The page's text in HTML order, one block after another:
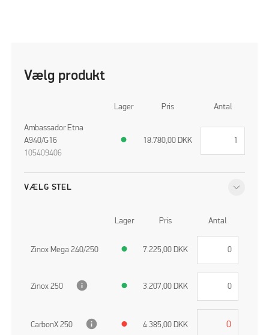
Vælg produkt
Lager Pris Antal
Ambassador Etna
A940/G16
105409406
● 18.780,00 DKK
VÆLG STEL
Lager Pris Antal
Zinox Mega 240/250 ● 7.225,00 DKK
Zinox 250 info ● 3.207,00 DKK
CarbonX 250 info ● 4.385,00 DKK